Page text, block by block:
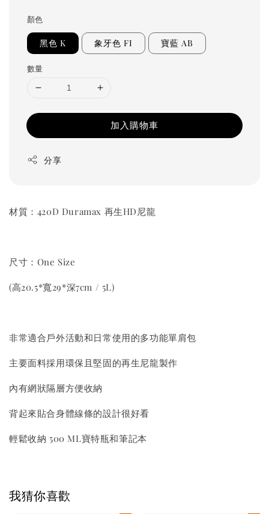
顏色
黑色 K 象牙色 FI 寶藍 AB
數量
加入購物車
分享
材質：420D Duramax 再生HD尼龍
尺寸：One Size
(高20.5*寬29*深7cm / 5L)
非常適合戶外活動和日常使用的多功能單肩包
主要面料採用環保且堅固的再生尼龍製作
內有網狀隔層方便收納
背起來貼合身體線條的設計很好看
輕鬆收納 500 ML寶特瓶和筆記本
我猜你喜歡